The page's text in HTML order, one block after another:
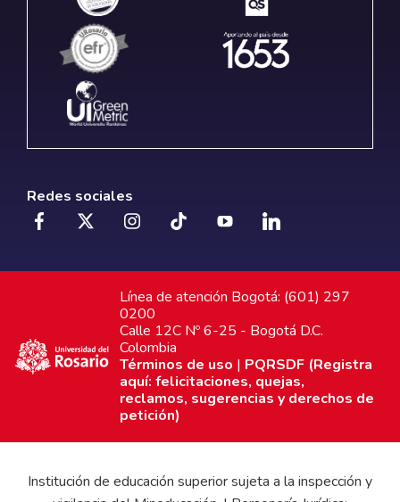
Redes sociales
Línea de atención Bogotá: (601) 297
0200
Calle 12C Nº 6-25 - Bogotá D.C.
Colombia
Términos de uso | PQRSDF (Registra
aquí: felicitaciones, quejas,
reclamos, sugerencias y derechos de
petición)
Institución de educación superior sujeta a la inspección y